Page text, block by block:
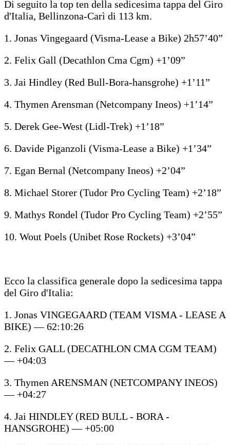
Di seguito la top ten della sedicesima tappa del Giro
d'Italia, Bellinzona-Carì di 113 km.
1. Jonas Vingegaard (Visma-Lease a Bike) 2h57’40”
2. Felix Gall (Decathlon Cma Cgm) +1’09”
3. Jai Hindley (Red Bull-Bora-hansgrohe) +1’11”
4. Thymen Arensman (Netcompany Ineos) +1’14”
5. Derek Gee-West (Lidl-Trek) +1’18”
6. Davide Piganzoli (Visma-Lease a Bike) +1’34”
7. Egan Bernal (Netcompany Ineos) +2’04”
8. Michael Storer (Tudor Pro Cycling Team) +2’18”
9. Mathys Rondel (Tudor Pro Cycling Team) +2’55”
10. Wout Poels (Unibet Rose Rockets) +3’04”
Ecco la classifica generale dopo la sedicesima tappa
del Giro d'Italia:
1. Jonas VINGEGAARD (TEAM VISMA - LEASE A
BIKE) — 62:10:26
2. Felix GALL (DECATHLON CMA CGM TEAM)
— +04:03
3. Thymen ARENSMAN (NETCOMPANY INEOS)
— +04:27
4. Jai HINDLEY (RED BULL - BORA -
HANSGROHE) — +05:00